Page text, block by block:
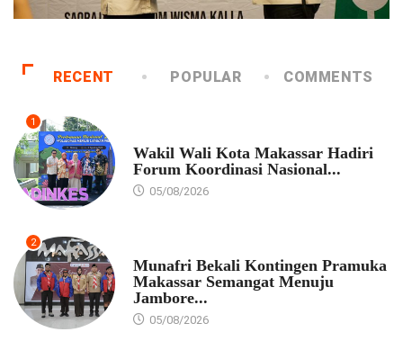
RECENT POPULAR COMMENTS
1
Wakil Wali Kota Makassar Hadiri
Forum Koordinasi Nasional...
05/08/2026
2
Munafri Bekali Kontingen Pramuka
Makassar Semangat Menuju
Jambore...
05/08/2026